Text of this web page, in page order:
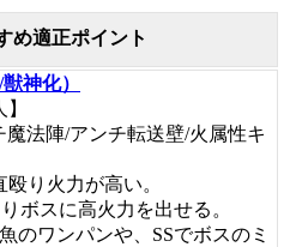
め適正ポイント
神化）
法陣/アンチ転送壁/火属性キ
り火力が高い。
ボスに高火力を出せる。
のワンパンや、SSでボスのミ